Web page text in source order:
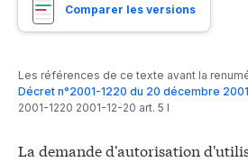
Comparer les versions
Les références de ce texte avant la
Décret n°2001-1220 du 20 décembre
2001-1220 2001-12-20 art. 5 I
La demande d'autorisation